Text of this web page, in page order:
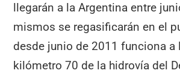
llegarán a la Argentina entre
mismos se regasificarán en el
desde junio de 2011 funciona a
kilómetro 70 de la hidrovía del